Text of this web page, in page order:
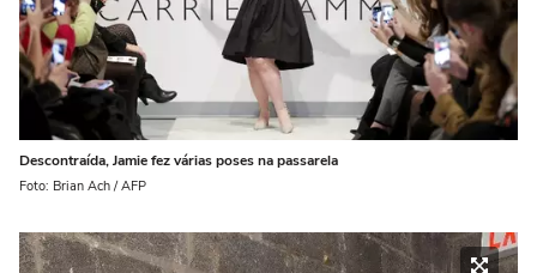
Descontraída, Jamie fez várias poses na passarela
Foto: Brian Ach / AFP